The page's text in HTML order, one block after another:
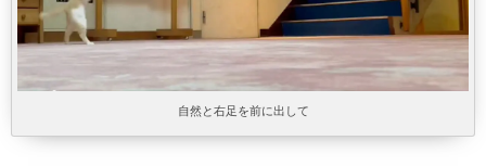
自然と右足を前に出して